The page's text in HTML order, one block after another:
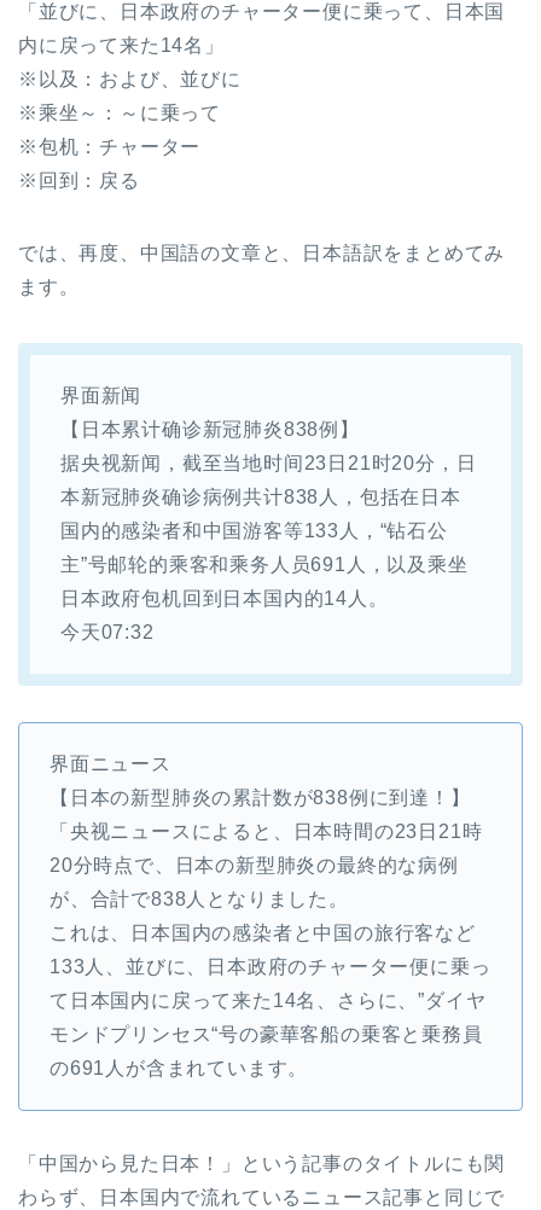
「並びに、日本政府のチャーター便に乗って、日本国
内に戻って来た14名」
※ 以及 ：および、並びに
※乘坐～
：～に乗って
※包机 ：チャーター
※ 回到 ：戻る
では、再度、中国語の文章と、日本語訳をまとめてみ
ます。
界面新闻
【日本累计确诊新冠肺炎838例】
据央视新闻，截至当地时间23日21时20分，日
本新冠肺炎确诊病例共计838人，包括在日本
国内的感染者和中国游客等133人，“钻石公
主”号邮轮的乘客和乘务人员691人，以及乘坐
日本政府包机回到日本国内的14人。
今天07:32
界面ニュース
【日本の新型肺炎の累計数が838例に到達！】
「央视ニュースによると、日本時間の23日21時
20分時点で、日本の新型肺炎の最終的な病例
が、合計で838人となりました。
これは、日本国内の感染者と中国の旅行客など
133人、並びに、日本政府のチャーター便に乗っ
て日本国内に戻って来た14名、さらに、”ダイヤ
モンドプリンセス“号の豪華客船の乗客と乗務員
の691人が含まれています。
「中国から見た日本！」という記事のタイトルにも関
わらず、日本国内で流れているニュース記事と同じで